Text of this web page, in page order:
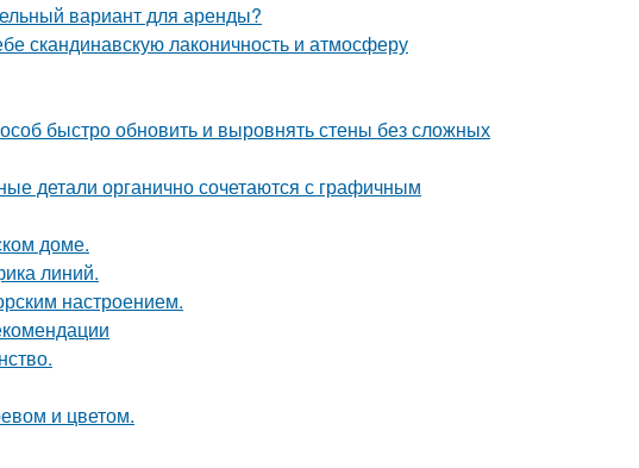
вариант для аренды?
скандинавскую лаконичность и атмосферу
быстро обновить и выровнять стены без сложных
детали органично сочетаются с графичным
доме.
линий.
настроением.
и цветом.